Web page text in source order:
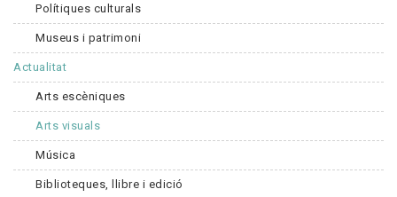
Polítiques culturals
Museus i patrimoni
Actualitat
Arts escèniques
Arts visuals
Música
Biblioteques, llibre i edició